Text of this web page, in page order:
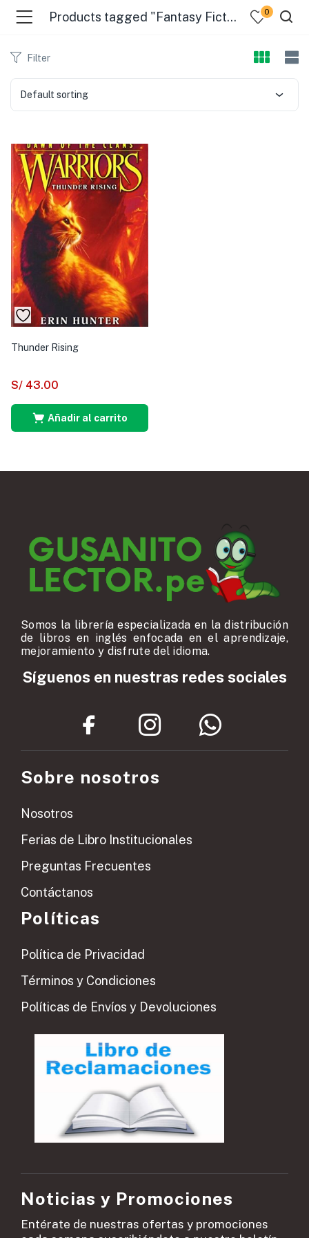
Products tagged "Fantasy Fiction, English" 0
Filter
Default sorting
Thunder Rising
S/ 43.00
Añadir al carrito
Somos la librería especializada en la distribución
de libros en inglés enfocada en el aprendizaje,
mejoramiento y disfrute del idioma.
Síguenos en nuestras redes sociales
Sobre nosotros
Nosotros
Ferias de Libro Institucionales
Preguntas Frecuentes
Contáctanos
Políticas
Política de Privacidad
Términos y Condiciones
Políticas de Envíos y Devoluciones
Noticias y Promociones
Entérate de nuestras ofertas y promociones